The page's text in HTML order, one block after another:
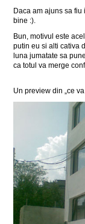
Daca am ajuns sa
bine :).
Bun, motivul este
putin eu si alti cativa
luna jumatate sa
ca totul va merge
Un preview din „ce